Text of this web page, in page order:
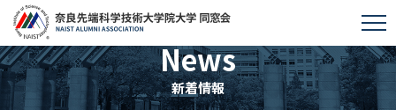
News
新着情報